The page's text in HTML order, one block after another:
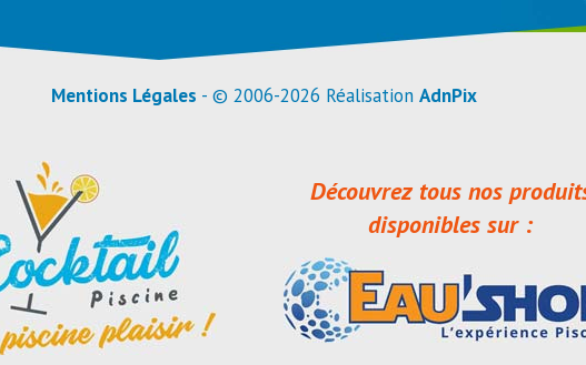
Mentions Légales - © 2006-2026 Réalisation AdnPix
Découvrez tous nos
disponibles sur :